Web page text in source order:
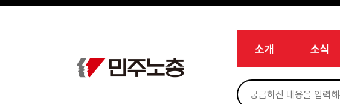
메뉴 건너뛰기
소개 소식
Sketchbook5, 스케치북5